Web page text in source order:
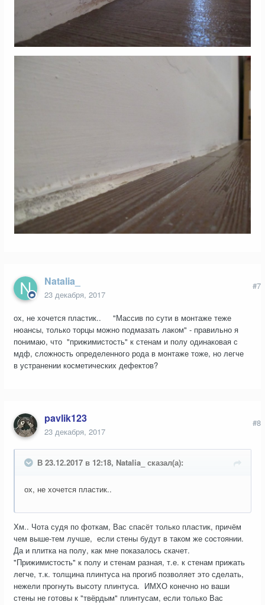
Natalia_
23 декабря, 2017
#7
ох, не хочется пластик.. "Массив по сути в монтаже теже
нюансы, только торцы можно подмазать лаком" - правильно я
понимаю, что "прижимистость" к стенам и полу одинаковая с
мдф, сложность определенного рода в монтаже тоже, но легче
в устранении косметических дефектов?
pavlik123
23 декабря, 2017
#8
В 23.12.2017 в 12:18, Natalia_ сказал(а):
ох, не хочется пластик..
Хм.. Чота судя по фоткам, Вас спасёт только пластик, причём
чем выше-тем лучше, если стены будут в таком же состоянии.
Да и плитка на полу, как мне показалось скачет.
"Прижимистость" к полу и стенам разная, т.е. к стенам прижать
легче, т.к. толщина плинтуса на прогиб позволяет это сделать,
нежели прогнуть высоту плинтуса. ИМХО конечно но ваши
стены не готовы к "твёрдым" плинтусам, если только Вас